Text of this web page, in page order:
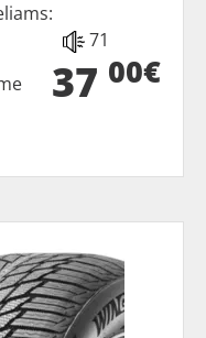
71
37 00€